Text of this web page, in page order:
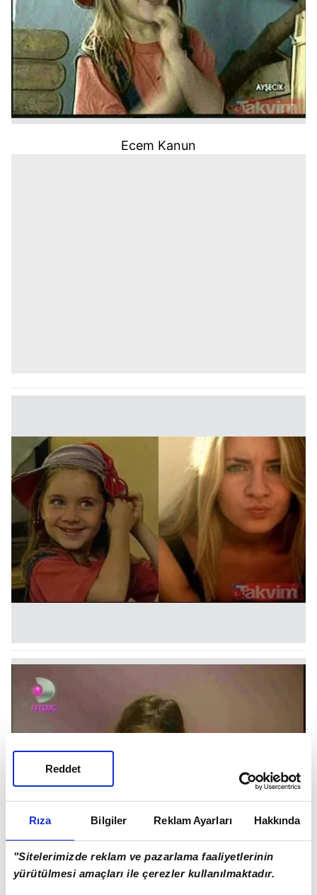
Rıza Bilgiler Reklam Ayarları Hakkında
"Sitelerimizde reklam ve pazarlama faaliyetlerinin
yürütülmesi amaçları ile çerezler kullanılmaktadır.
Reddet
Ecem Kanun